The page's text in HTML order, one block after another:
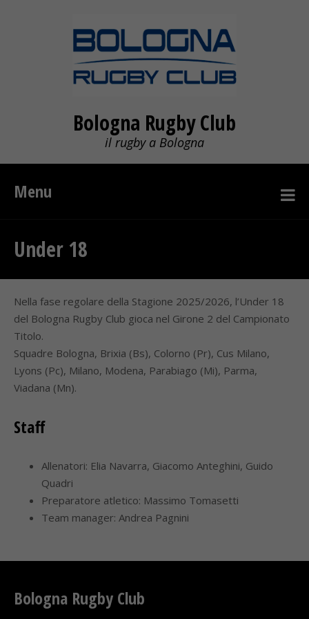
Bologna Rugby Club
il rugby a Bologna
Menu
Under 18
Nella fase regolare della Stagione 2025/2026, l’Under 18
del Bologna Rugby Club gioca nel Girone 2 del Campionato
Titolo.
Squadre Bologna, Brixia (Bs), Colorno (Pr), Cus Milano,
Lyons (Pc), Milano, Modena, Parabiago (Mi), Parma,
Viadana (Mn).
Staff
Allenatori: Elia Navarra, Giacomo Anteghini, Guido
Quadri
Preparatore atletico: Massimo Tomasetti
Team manager: Andrea Pagnini
Bologna Rugby Club